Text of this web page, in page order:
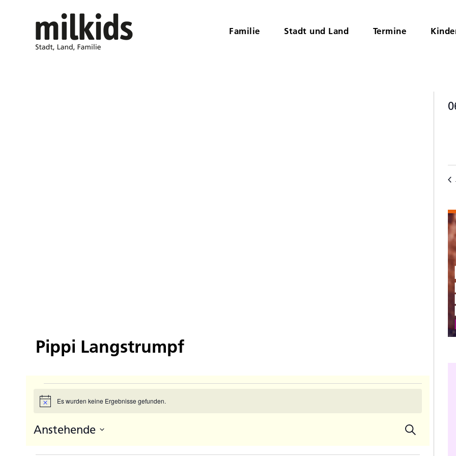
Familie Stadt und Land Termine
Pippi Langstrumpf
Veranstaltungen
HinweisEs wurden keine Ergebnisse gefunden.
Suche
Anstehende